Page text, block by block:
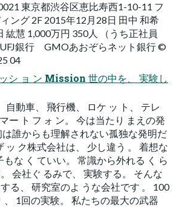
東京都渋谷区恵比寿西1-10-11 フ
ング 2F 2015年12月28日 田中 和希
紘慧 1,000万円 350人 （うち正社員
銀行 GMOあおぞらネット銀行 ©
04
シ ョ ン Mission 世の中を、 実験し
自動車、 飛行機、 ロケ ッ ト、 テレ
ー ト フ ォ ン。 今は当たり まえの発
は誰からも理解されない孤独な発明だ
ッ ク株式会社は、 少し違う 。 着想な
もな く ていい。 常識から外れる く ら
会社ぐ るみで、 実験する。 そんな
る、 研究室のよ うな会社です 。 100
、 1回の実験。 私たちの最大の武器